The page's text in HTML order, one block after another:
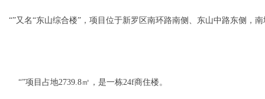
“”又名“东山综合楼”，项目位于新罗区南环路南侧、东山中路东侧，
“”项目占地2739.8㎡，是一栋24f商住楼。